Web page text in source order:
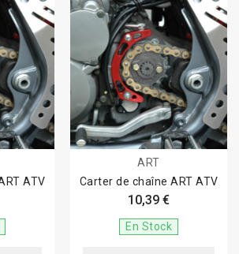
ATV
ART
Carter de chaîne ART ATV
10,39 €
En Stock